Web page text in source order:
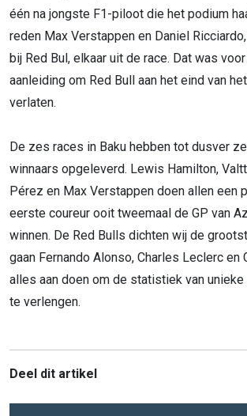
één na jongste F1-piloot die het podium
reden Max Verstappen en Daniel
bij Red Bul, elkaar uit de race. Dat was
aanleiding om Red Bull aan het eind van
verlaten.
De zes races in Baku hebben tot dusver
winnaars opgeleverd. Lewis Hamilton,
Pérez en Max Verstappen doen allen een
eerste coureur ooit tweemaal de GP van
winnen. De Red Bulls dichten wij de
gaan Fernando Alonso, Charles Leclerc en
alles aan doen om de statistiek van unieke
te verlengen.
Deel dit artikel